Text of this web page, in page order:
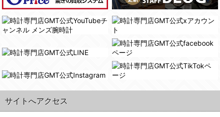
５．ご本人が容易に知覚できない方法による個人情報の取得
また利用者の統計的分析のため、または掲載された広告にクッキーを使用する場合があります。
サイトへアクセス